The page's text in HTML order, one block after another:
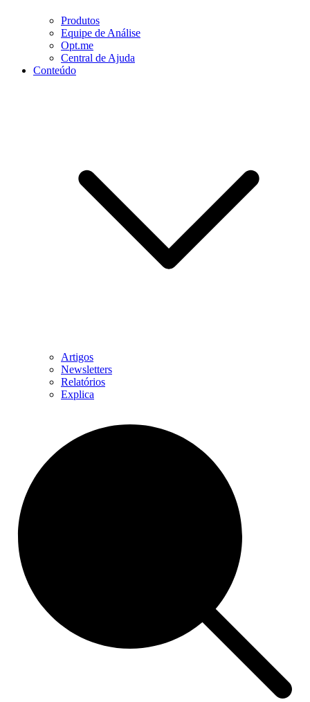
Produtos
Equipe de Análise
Opt.me
Central de Ajuda
Conteúdo
Artigos
Newsletters
Relatórios
Explica